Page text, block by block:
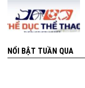
NỔI BẬT TUẦN QUA